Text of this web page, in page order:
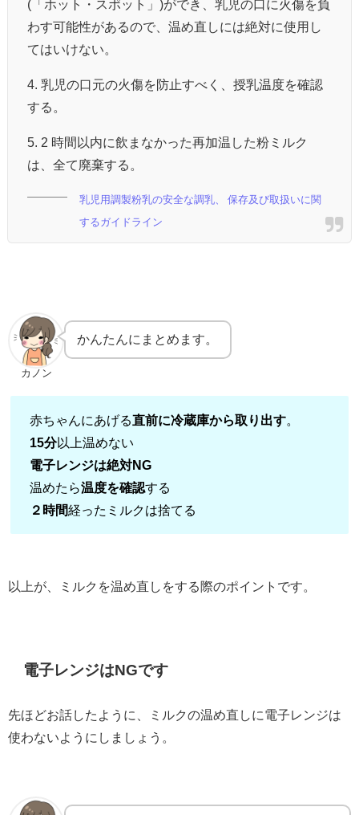
(「ホット・スポット」)ができ、乳児の口に火傷を負
わす可能性があるので、温め直しには絶対に使用し
てはいけない。
4. 乳児の口元の火傷を防止すべく、授乳温度を確認
する。
5. 2 時間以内に飲まなかった再加温した粉ミルク
は、全て廃棄する。
乳児用調製粉乳の安全な調乳、 保存及び取扱いに関
するガイドライン
カノン
かんたんにまとめます。
赤ちゃんにあげる直前に冷蔵庫から取り出す。
15分以上温めない
電子レンジは絶対NG
温めたら温度を確認する
２時間経ったミルクは捨てる
以上が、ミルクを温め直しをする際のポイントです。
電子レンジはNGです
先ほどお話したように、ミルクの温め直しに電子レンジは
使わないようにしましょう。